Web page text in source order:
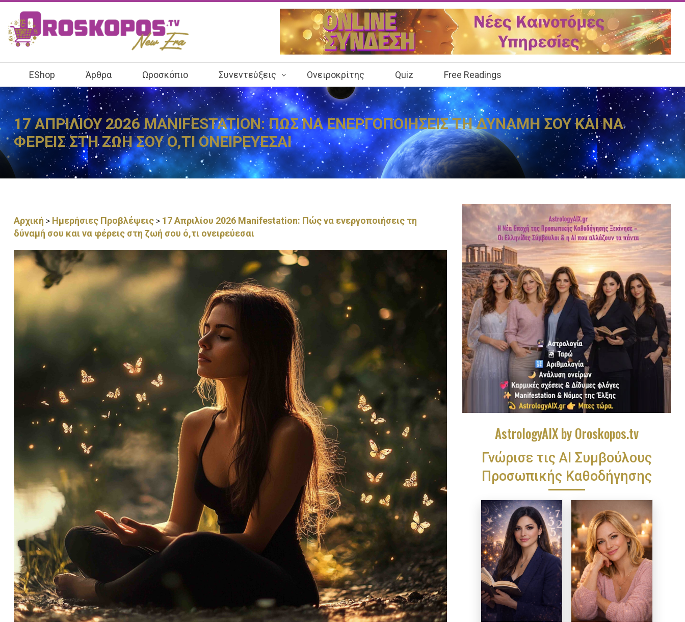
EShop Άρθρα Ωροσκόπιο Συνεντεύξεις Ονειροκρίτης Quiz Free Readings
17 ΑΠΡΙΛΙΟΥ 2026 MANIFESTATION: ΠΩΣ ΝΑ ΕΝΕΡΓΟΠΟΙΗΣΕΙΣ ΤΗ ΔΥΝΑΜΗ ΣΟΥ ΚΑΙ ΝΑ
ΦΕΡΕΙΣ ΣΤΗ ΖΩΗ ΣΟΥ Ο,ΤΙ ΟΝΕΙΡΕΥΕΣΑΙ
Αρχική > Ημερήσιες Προβλέψεις > 17 Απριλίου 2026 Manifestation: Πώς να ενεργοποιήσεις τη
δύναμή σου και να φέρεις στη ζωή σου ό,τι ονειρεύεσαι
AstrologyAIX by Oroskopos.tv
Γνώρισε τις ΑΙ Συμβούλους
Προσωπικής Καθοδήγησης